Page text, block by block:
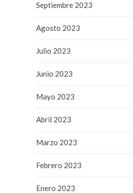
Septiembre 2023
Agosto 2023
Julio 2023
Junio 2023
Mayo 2023
Abril 2023
Marzo 2023
Febrero 2023
Enero 2023